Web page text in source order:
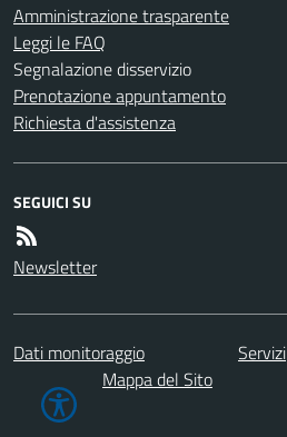
Amministrazione trasparente
Leggi le FAQ
Segnalazione disservizio
Prenotazione appuntamento
Richiesta d'assistenza
SEGUICI SU
Newsletter
Dati monitoraggio Servizi
Mappa del Sito